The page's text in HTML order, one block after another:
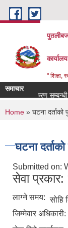
Skip to main content
कार्यालय
" शिक्षा,
समाचार
नवीकरण सम्बन्धी
You are
Home » घटना दर्ताको
घटना
Submitted on:
सेवा प्रकार:
लाग्ने समय: सोहि
जिम्मेवार अधिकारी: